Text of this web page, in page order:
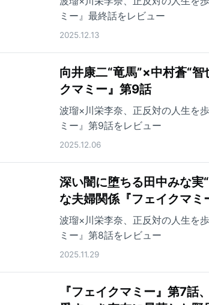
ミー』最終話をレビュー
2025.12.13
向井康二“竜馬”×中村蒼“
クマミー』第9話
波瑠×川栄李奈、正反対の人生を
ミー』第9話をレビュー
2025.12.06
深い闇に堕ちる田中みな実
な夫婦関係『フェイクマミ
波瑠×川栄李奈、正反対の人生を
ミー』第8話をレビュー
2025.11.29
『フェイクマミー』第7話